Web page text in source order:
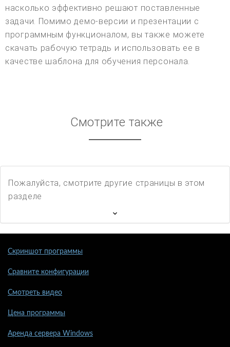
насколько эффективно решают поставленные
задачи. Помимо демо-версии и презентации с
программным функционалом, вы также можете
скачать рабочую тетрадь и использовать ее в
качестве шаблона для обучения персонала.
Смотрите также
Пожалуйста, смотрите другие страницы в этом
разделе
Скриншот программы
Сравните конфигурации
Смотреть видео
Цена программы
Аренда сервера Windows